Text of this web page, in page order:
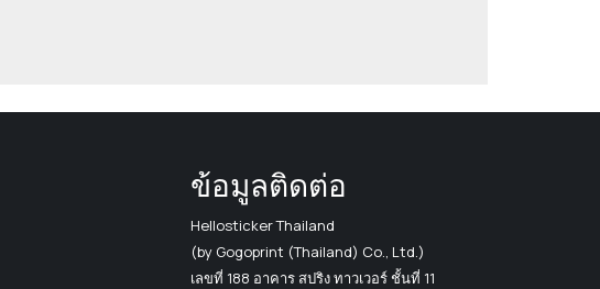
ข้อมูลติดต่อ
Hellosticker Thailand
(by Gogoprint (Thailand) Co., Ltd.)
เลขที่ 188 อาคาร สปริง ทาวเวอร์ ชั้นที่ 11